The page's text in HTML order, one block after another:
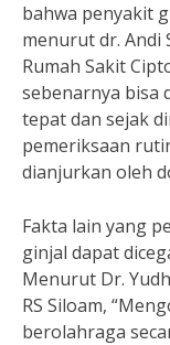
bahwa penyakit
menurut dr. Andi
Rumah Sakit
sebenarnya bisa
tepat dan sejak
pemeriksaan
dianjurkan oleh
Fakta lain yang
ginjal dapat
Menurut Dr.
RS Siloam,
berolahraga